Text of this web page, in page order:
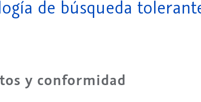
de búsqueda
y conformidad